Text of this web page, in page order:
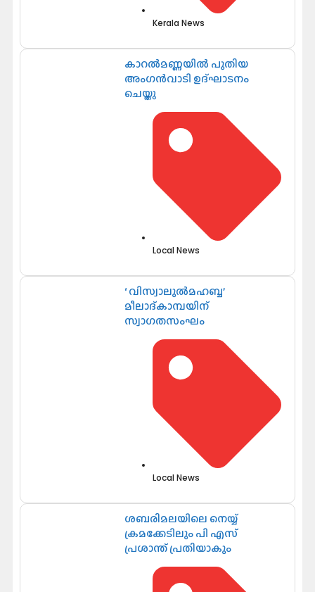
Kerala News
കാറൽമണ്ണയിൽ പുതിയ
അംഗൻവാടി ഉദ്ഘാടനം
ചെയ്തു
Local News
‘ വിസ്വാലുൽമഹബ്ബ’
മീലാദ്കാമ്പയിന്
സ്വാഗതസംഘം
Local News
ശബരിമലയിലെ നെയ്യ്
ക്രമക്കേടിലും പി എസ്
പ്രശാന്ത് പ്രതിയാകും